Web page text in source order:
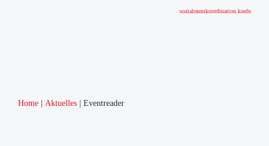
sozialraumkoordination.koeln
Home Aktuelles Eventreader